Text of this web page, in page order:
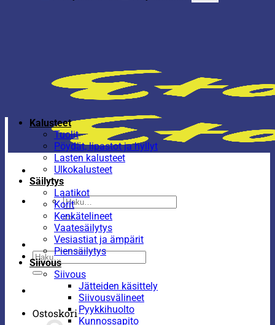
Etsi:
Etsi:
Ostoskori
Kalusteet
Tuolit
Pöydät, lipastot ja hyllyt
Lasten kalusteet
Ulkokalusteet
Säilytys
Laatikot
Korit
Kenkätelineet
Vaatesäilytys
Vesiastiat ja ämpärit
Piensäilytys
Siivous
Siivous
Jätteiden käsittely
Siivousvälineet
Pyykkihuolto
Kunnossapito